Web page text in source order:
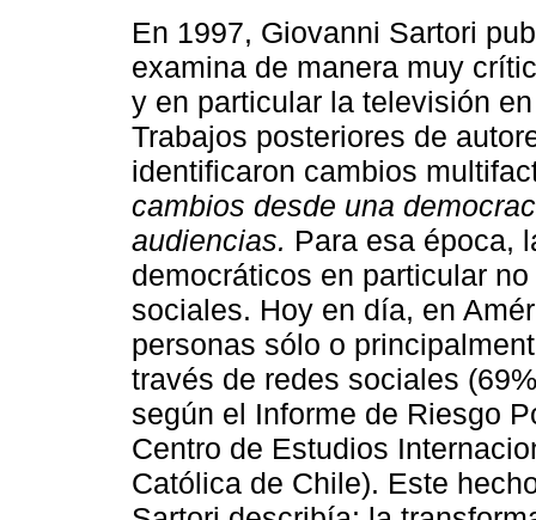
En 1997, Giovanni Sartori
examina de manera muy
y en particular la televisión
Trabajos posteriores de
identificaron cambios
cambios desde una
audiencias. Para esa época,
democráticos en particular
sociales. Hoy en día, en
personas sólo o
través de redes sociales
según el Informe de Riesgo
Centro de Estudios
Católica de Chile). Este